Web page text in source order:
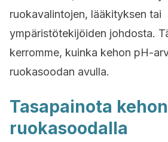
ruokavalintojen, lääkityksen tai
ympäristötekijöiden johdosta.
kerromme, kuinka kehon pH-
ruokasoodan avulla.
Tasapainota
ruokasoodalla